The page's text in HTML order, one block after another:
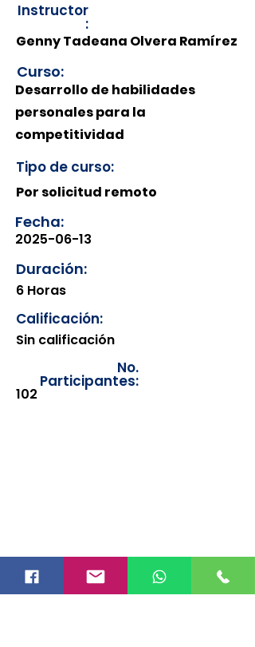
Instructor
:
Genny Tadeana Olvera Ramírez
Curso:
Desarrollo de habilidades
personales para la
competitividad
Tipo de curso:
Por solicitud remoto
Fecha:
2025-06-13
Duración:
6 Horas
Calificación:
Sin calificación
No.
Participantes:
102
correspondientes del año en
curso. Si requiere consultar una
constancia de años anteriores, le